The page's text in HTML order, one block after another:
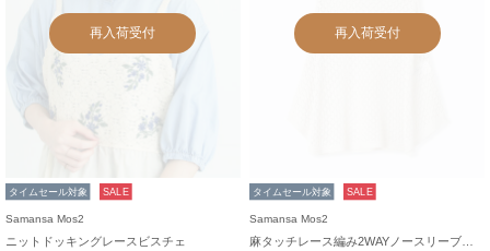
再入荷受付
タイムセール対象 SALE
Samansa Mos2
ニットドッキングレースビスチェ
再入荷受付
タイムセール対象 SALE
Samansa Mos2